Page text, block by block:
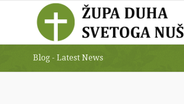
Blog - Latest News